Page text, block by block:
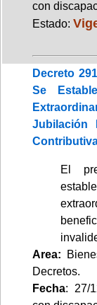
con
Estado:
Decreto
Se
Jubilación
El
Area:
Decretos.
Fecha: 27/